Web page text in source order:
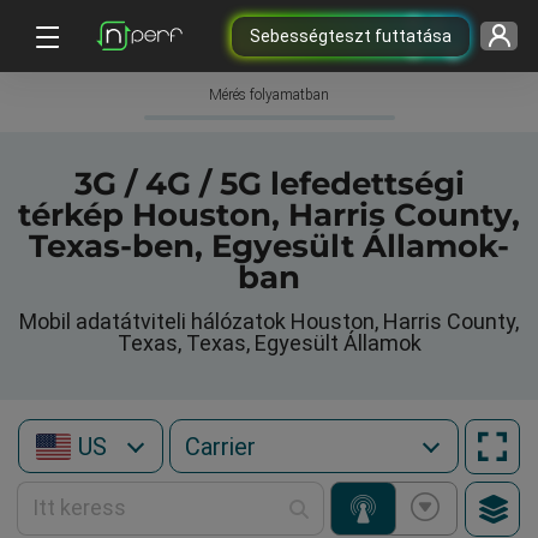
Sebességteszt futtatása
Mérés folyamatban
3G / 4G / 5G lefedettségi
térkép Houston, Harris County,
Texas-ben, Egyesült Államok-
ban
Mobil adatátviteli hálózatok Houston, Harris County,
Texas, Texas, Egyesült Államok
US